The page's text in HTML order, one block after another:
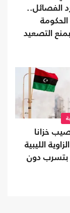
الفصائل..
بمنع التصعيد
خزانا
الليبية
دون